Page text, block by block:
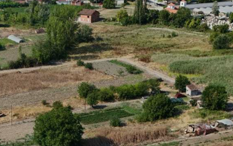
Буџет на општината
Стратегии
Урбанистички проекти
Службен гласник
Пристап до информации од
јавен карактер